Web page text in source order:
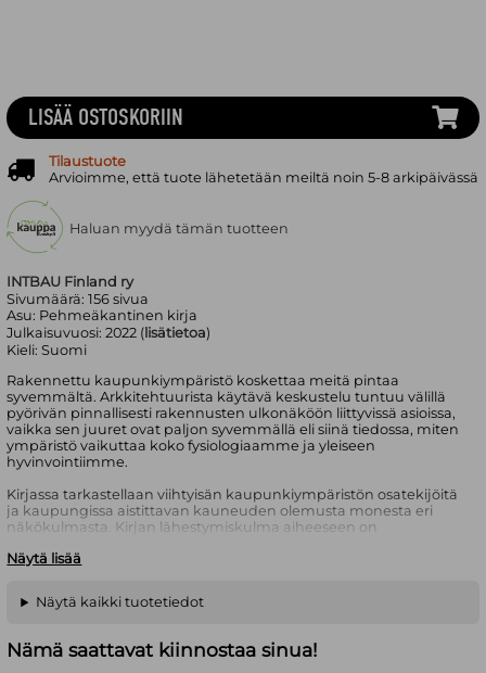
INTBAU Finland ry
Sivumäärä:156 sivua
Asu: Pehmeäkantinen kirja
Julkaisuvuosi:2022 ( lisätietoa)
Kieli:Suomi
Rakennettu kaupunkiympäristö koskettaa meitä pintaa
syvemmältä. Arkkitehtuurista käytävä keskustelu tuntuu välillä
pyörivän pinnallisesti rakennusten ulkonäköön liittyvissä asioissa,
vaikka sen juuret ovat paljon syvemmällä eli siinä tiedossa, miten
ympäristö vaikuttaa koko fysiologiaamme ja yleiseen
hyvinvointiimme.
Kirjassa tarkastellaan viihtyisän kaupunkiympäristön osatekijöitä
ja kaupungissa aistittavan kauneuden olemusta monesta eri
näkökulmasta. Kirjan lähestymiskulma aiheeseen on
historioitsijat, lääkärit, sosiologit ja monen muun alan
mutta kaupunkiympäristön kehityksestä käytävässä
keskustelussa ns. maallikoiden mielipide jää usein toisarvoiseksi.
moniulotteisemmin ja avaamaan rakennetun ympäristön
merkitystä ja vaikuttavuutta monialaisemmin.
Näytä lisää
LISÄÄ OSTOSKORIIN
Tilaustuote
Arvioimme, että tuote lähetetään meiltä noin 5-8 arkipäivässä
Haluan myydä tämän tuotteen
Näytä kaikki tuotetiedot
Nämä saattavat kiinnostaa sinua!